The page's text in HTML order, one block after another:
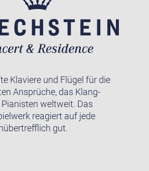
Klaviere und Flügel für die
Ansprüche, das Klang-
Pianisten weltweit. Das
reagiert auf jede
gut.